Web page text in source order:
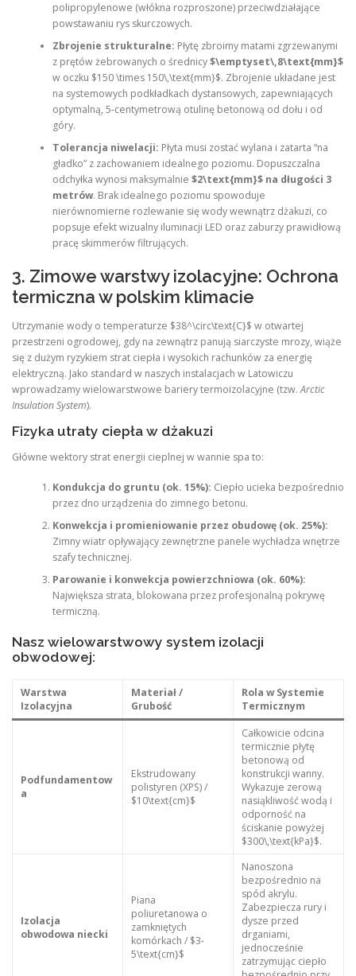
polipropylenowe (włókna rozproszone) przeciwdziałające
powstawaniu rys skurczowych.
Zbrojenie strukturalne: Płytę zbroimy matami zgrzewanymi
z prętów żebrowanych o średnicy$\emptyset\,8\text{mm}$
w oczku $150 \times 150\,\text{mm}$. Zbrojenie układane jest
na systemowych podkładkach dystansowych, zapewniających
optymalną, 5-centymetrową otulinę betonową od dołu i od
góry.
Tolerancja niwelacji: Płyta musi zostać wylana i zatarta “na
gładko” z zachowaniem idealnego poziomu. Dopuszczalna
odchyłka wynosi maksymalnie $2\text{mm}$ na długości 3
metrów. Brak idealnego poziomu spowoduje
nierównomierne rozlewanie się wody wewnątrz dżakuzi, co
popsuje efekt wizualny iluminacji LED oraz zaburzy prawidłową
pracę skimmerów filtrujących.
3. Zimowe warstwy izolacyjne: Ochrona
termiczna w polskim klimacie
Utrzymanie wody o temperaturze $38^\circ\text{C}$ w otwartej
przestrzeni ogrodowej, gdy na zewnątrz panują siarczyste mrozy, wiąże
się z dużym ryzykiem strat ciepła i wysokich rachunków za energię
elektryczną. Jako standard w naszych instalacjach w Latowiczu
wprowadzamy wielowarstwowe bariery termoizolacyjne (tzw.Arctic
Insulation System).
Fizyka utraty ciepła w dżakuzi
Główne wektory strat energii cieplnej w wannie spa to:
Kondukcja do gruntu (ok. 15%): Ciepło ucieka bezpośrednio
przez dno urządzenia do zimnego betonu.
Konwekcja i promieniowanie przez obudowę (ok. 25%):
Zimny wiatr opływający zewnętrzne panele wychładza wnętrze
szafy technicznej.
Parowanie i konwekcja powierzchniowa (ok. 60%):
Największa strata, blokowana przez profesjonalną pokrywę
termiczną.
Nasz wielowarstwowy system izolacji
obwodowej:
Warstwa
Izolacyjna
Materiał /
Grubość
Rola w Systemie
Termicznym
Podfundamentow
a
Ekstrudowany
polistyren (XPS) /
$10\text{cm}$
Całkowicie odcina
termicznie płytę
betonową od
konstrukcji wanny.
Wykazuje zerową
nasiąkliwość wodą i
odporność na
ściskanie powyżej
$300\,\text{kPa}$.
Izolacja
obwodowa niecki
Piana
poliuretanowa o
zamkniętych
komórkach / $3-
5\text{cm}$
Nanoszona
bezpośrednio na
spód akrylu.
Zabezpiecza rury i
dysze przed
drganiami,
jednocześnie
zatrzymując ciepło